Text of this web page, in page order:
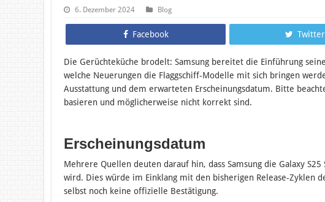
6. Dezember 2024 Blog
Facebook Twitter
Die Gerüchteküche brodelt: Samsung bereitet die Einführung
welche Neuerungen die Flaggschiff-Modelle mit sich bringen
Ausstattung und dem erwarteten Erscheinungsdatum. Bitte
basieren und möglicherweise nicht korrekt sind.
Erscheinungsdatum
Mehrere Quellen deuten darauf hin, dass Samsung die Galaxy S25
wird. Dies würde im Einklang mit den bisherigen Release-Zyklen
selbst noch keine offizielle Bestätigung.